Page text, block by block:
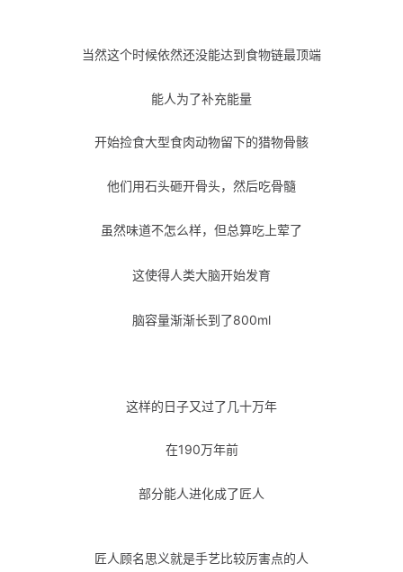
当然这个时候依然还没能达到食物链最顶端
能人为了补充能量
开始捡食大型食肉动物留下的猎物骨骸
他们用石头砸开骨头，然后吃骨髓
虽然味道不怎么样，但总算吃上荤了
这使得人类大脑开始发育
脑容量渐渐长到了800ml
这样的日子又过了几十万年
在190万年前
部分能人进化成了匠人
匠人顾名思义就是手艺比较厉害点的人